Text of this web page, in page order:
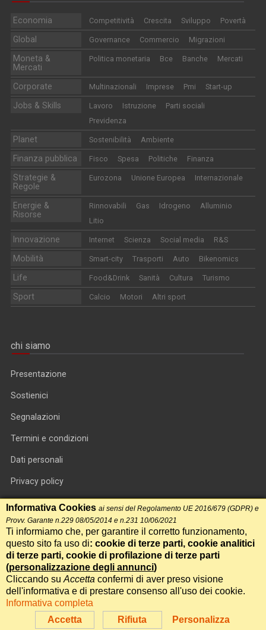
Economia Competitività Crescita Sviluppo Povertà
Global Governance Commercio Migrazioni
Moneta &
Mercati
Politica monetaria Bce Banche Mercati
Corporate Multinazionali Imprese Pmi Start-up
Jobs & Skills Lavoro Istruzione
Parti sociali
Previdenza
Planet Sostenibilità Ambiente
Finanza pubblica Fisco Spesa Politiche Finanza
Strategie &
Regole
Eurozona Unione Europea Internazionale
Energie &
Risorse
Rinnovabili Gas Idrogeno
Alluminio
Litio
Innovazione Internet Scienza Social media R&S
Mobilità Smart-city Trasporti Auto Bikenomics
Life Food&Drink Sanità Cultura Turismo
Sport Calcio Motori Altri sport
chi siamo
Presentazione
Sostienici
Segnalazioni
Termini e condizioni
Dati personali
Privacy policy
Informativa cookie
RSS feed
RSS Top News
Contatti
International Communication S.r.l. • P.IVA 14478081004 • Testata
giornalistica n.191, reg. Tribunale di Roma del 14/12/2017
Accetta Rifiuta Personalizza
Informativa Cookies ai sensi del Regolamento UE 2016/679 (GDPR) e
Provv. Garante n.229 08/05/2014 e n.231 10/06/2021
Ti informiamo che, per garantire il corretto funzionamento,
questo sito fa uso di: cookie di terze parti, cookie analitici
di terze parti, cookie di profilazione di terze parti
(personalizzazione degli annunci)
Cliccando su Accetta confermi di aver preso visione
dell'informativa e di prestare consenso all'uso dei cookie.
Informativa completa